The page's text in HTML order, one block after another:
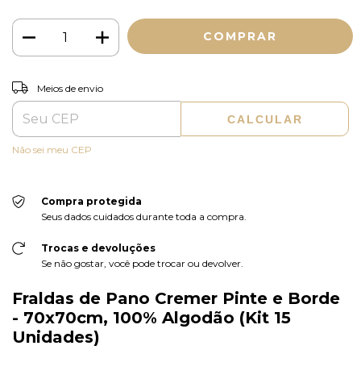
Entregas para o CEP:
Meios de envio
CALCULAR
Não sei meu CEP
Compra protegida
Seus dados cuidados durante toda a compra.
Trocas e devoluções
Se não gostar, você pode trocar ou devolver.
Fraldas de Pano Cremer Pinte e Borde
- 70x70cm, 100% Algodão (Kit 15
Unidades)